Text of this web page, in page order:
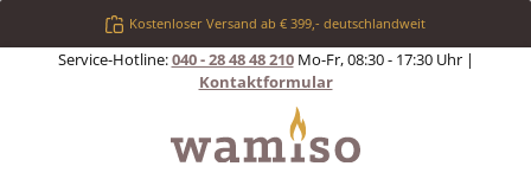
Zum Hauptinhalt springenKostenloser Versand ab € 399,- deutschlandweit
Service-Hotline:040 - 28 48 48 210Mo-Fr, 08:30 - 17:30 Uhr |
Kontaktformular